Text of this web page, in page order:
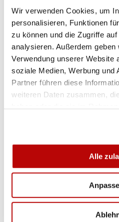
Wir verwenden Cookies, um
personalisieren, Funktionen
zu können und die Zugriffe
analysieren. Außerdem
Verwendung unserer Website
soziale Medien, Werbung und
Partner führen diese
weiteren Daten zusammen,
Alle
GRUPPENEINTEILUNG MIT
DIE FINALWETTKÄMPFE
STANS
Auf-/Abstiegsrunde NL A/
Gruppe C: Dielsdorf 1 –
Gruppe D: Glarnerland 1
Gruppe A: Olten 1 –
Gruppe B: Gossau 1 –
Thörishaus